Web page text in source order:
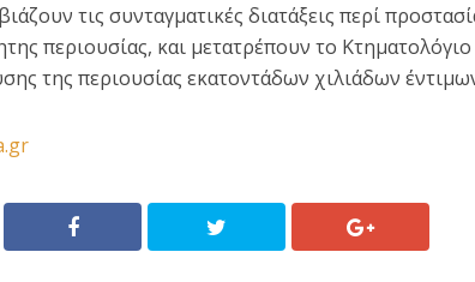
τις συνταγματικές διατάξεις περί
περιουσίας, και μετατρέπουν το
της περιουσίας εκατοντάδων χιλιάδων